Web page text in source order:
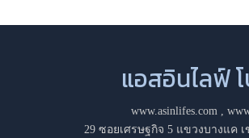
แอสอินไลฟ์
www.asinlifes.com
29 ซอยเศรษฐกิจ 5 แขวงบางแค